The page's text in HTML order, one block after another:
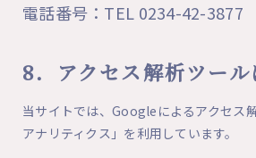
電話番号：TEL 0234-42-3877
8．アクセス解析ツール
当サイトでは、Googleによるアクセス
アナリティクス」を利用しています。